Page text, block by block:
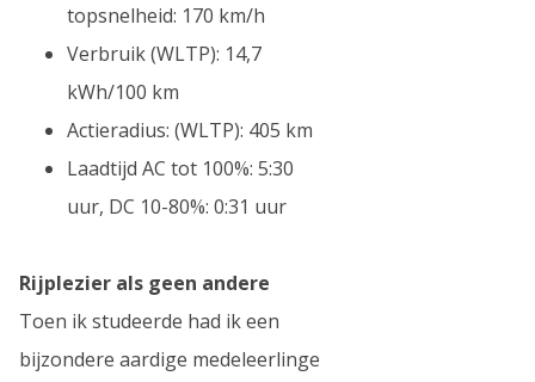
topsnelheid: 170 km/h
Verbruik (WLTP): 14,7
kWh/100 km
Actieradius: (WLTP): 405 km
Laadtijd AC tot 100%: 5:30
uur, DC 10-80%: 0:31 uur
Rijplezier als geen andere
Toen ik studeerde had ik een
bijzondere aardige medeleerlinge